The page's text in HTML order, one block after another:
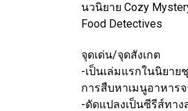
นวนิยาย Cozy
Food Detectives
จุดเด่น/จุดสังเกต
-เป็นเล่มแรกในนิยา
การสืบหาเมนูอาหาร
-ดัดแปลงเป็นซีรีส์ทา